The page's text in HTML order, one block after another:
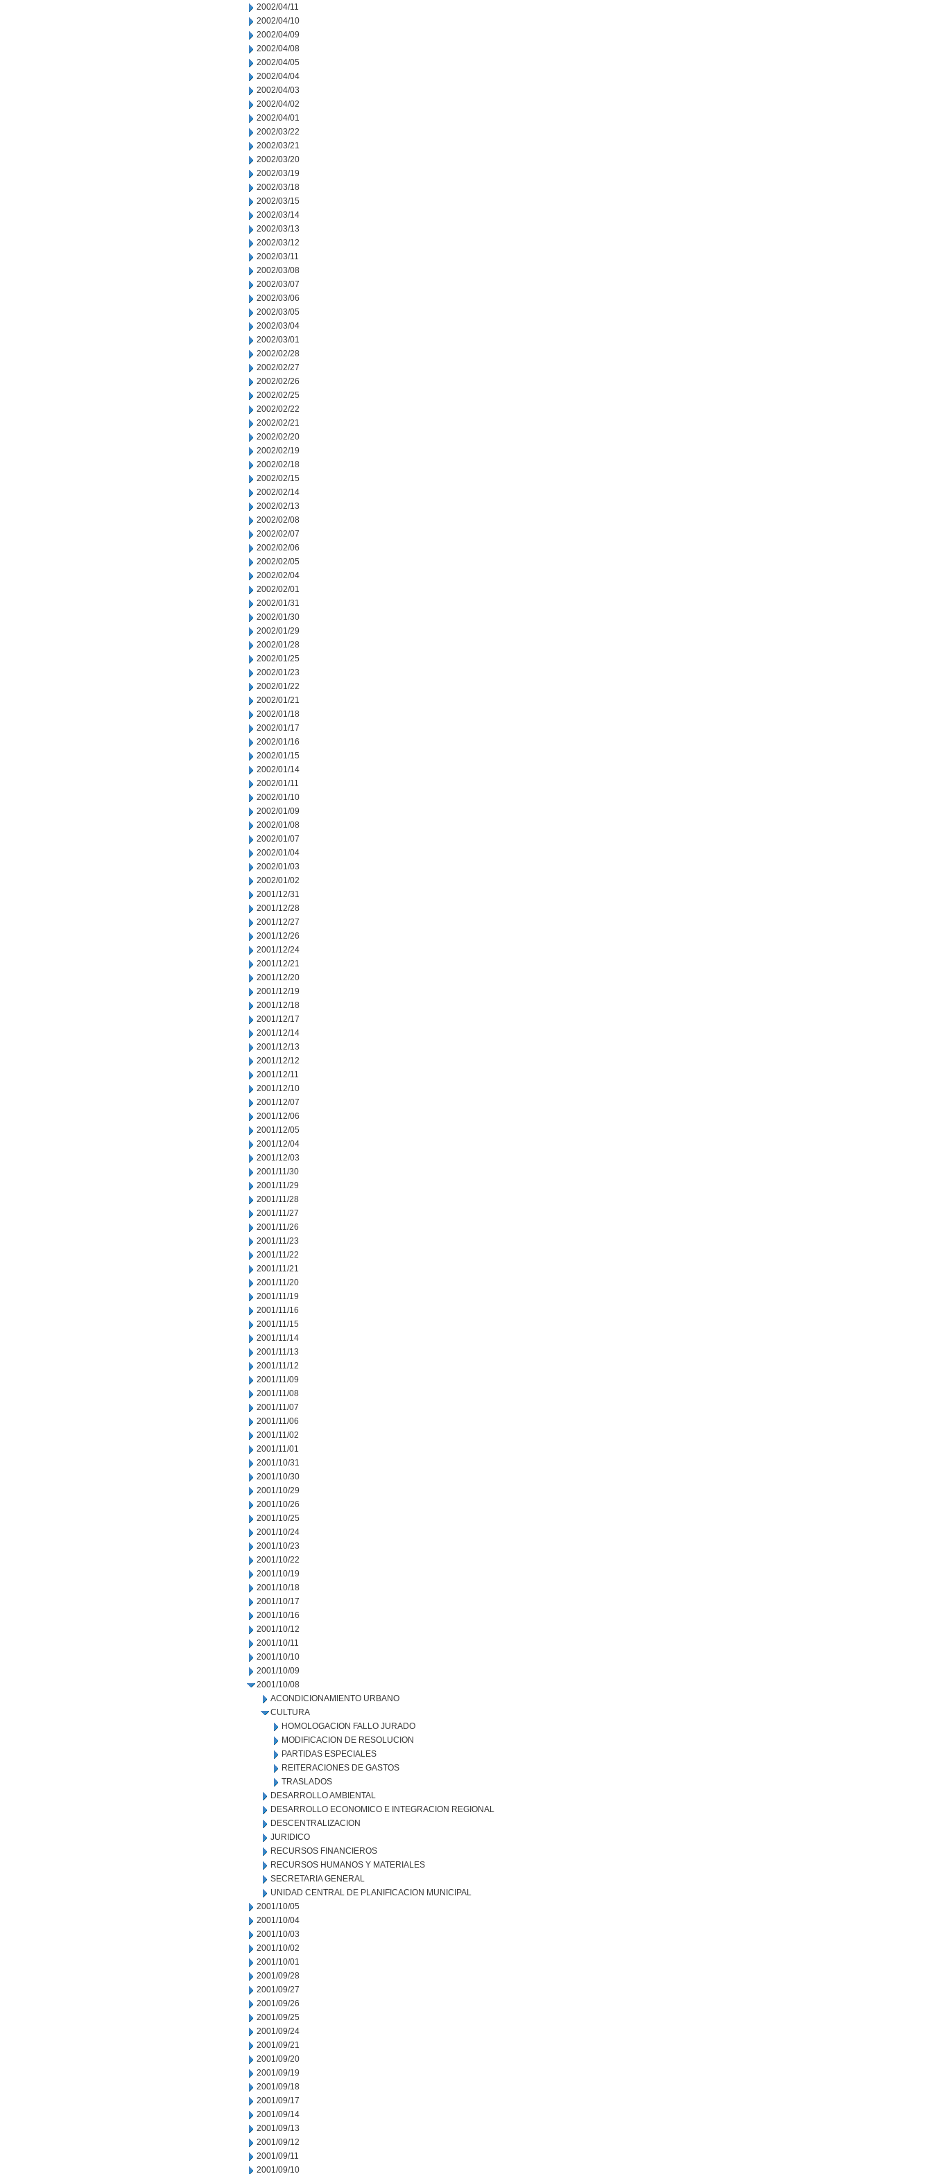
2002/04/11
2002/04/10
2002/04/09
2002/04/08
2002/04/05
2002/04/04
2002/04/03
2002/04/02
2002/04/01
2002/03/22
2002/03/21
2002/03/20
2002/03/19
2002/03/18
2002/03/15
2002/03/14
2002/03/13
2002/03/12
2002/03/11
2002/03/08
2002/03/07
2002/03/06
2002/03/05
2002/03/04
2002/03/01
2002/02/28
2002/02/27
2002/02/26
2002/02/25
2002/02/22
2002/02/21
2002/02/20
2002/02/19
2002/02/18
2002/02/15
2002/02/14
2002/02/13
2002/02/08
2002/02/07
2002/02/06
2002/02/05
2002/02/04
2002/02/01
2002/01/31
2002/01/30
2002/01/29
2002/01/28
2002/01/25
2002/01/23
2002/01/22
2002/01/21
2002/01/18
2002/01/17
2002/01/16
2002/01/15
2002/01/14
2002/01/11
2002/01/10
2002/01/09
2002/01/08
2002/01/07
2002/01/04
2002/01/03
2002/01/02
2001/12/31
2001/12/28
2001/12/27
2001/12/26
2001/12/24
2001/12/21
2001/12/20
2001/12/19
2001/12/18
2001/12/17
2001/12/14
2001/12/13
2001/12/12
2001/12/11
2001/12/10
2001/12/07
2001/12/06
2001/12/05
2001/12/04
2001/12/03
2001/11/30
2001/11/29
2001/11/28
2001/11/27
2001/11/26
2001/11/23
2001/11/22
2001/11/21
2001/11/20
2001/11/19
2001/11/16
2001/11/15
2001/11/14
2001/11/13
2001/11/12
2001/11/09
2001/11/08
2001/11/07
2001/11/06
2001/11/02
2001/11/01
2001/10/31
2001/10/30
2001/10/29
2001/10/26
2001/10/25
2001/10/24
2001/10/23
2001/10/22
2001/10/19
2001/10/18
2001/10/17
2001/10/16
2001/10/12
2001/10/11
2001/10/10
2001/10/09
2001/10/08
ACONDICIONAMIENTO URBANO
CULTURA
HOMOLOGACION FALLO JURADO
MODIFICACION DE RESOLUCION
PARTIDAS ESPECIALES
REITERACIONES DE GASTOS
TRASLADOS
DESARROLLO AMBIENTAL
DESARROLLO ECONOMICO E INTEGRACION REGIONAL
DESCENTRALIZACION
JURIDICO
RECURSOS FINANCIEROS
RECURSOS HUMANOS Y MATERIALES
SECRETARIA GENERAL
UNIDAD CENTRAL DE PLANIFICACION MUNICIPAL
2001/10/05
2001/10/04
2001/10/03
2001/10/02
2001/10/01
2001/09/28
2001/09/27
2001/09/26
2001/09/25
2001/09/24
2001/09/21
2001/09/20
2001/09/19
2001/09/18
2001/09/17
2001/09/14
2001/09/13
2001/09/12
2001/09/11
2001/09/10